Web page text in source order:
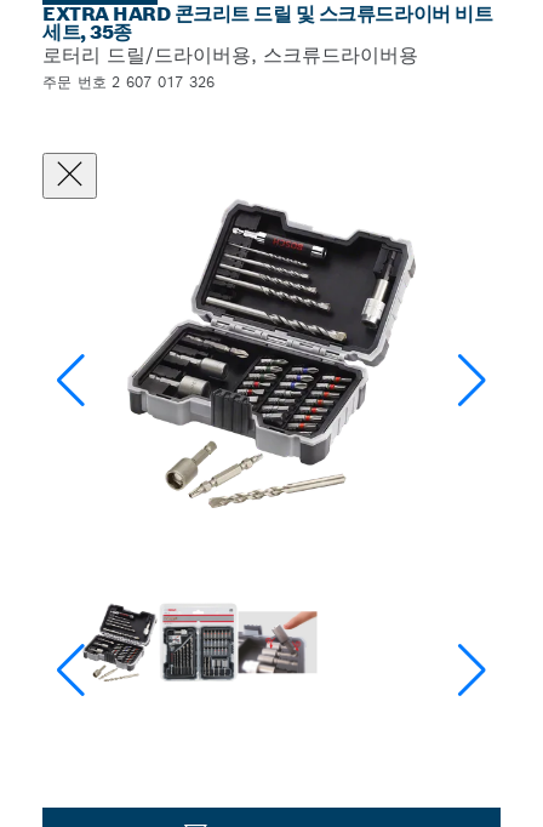
EXTRA HARD 콘크리트 드릴 및 스크류드라이버 비트
세트, 35종
로터리 드릴/드라이버용, 스크류드라이버용
주문 번호 2 607 017 326